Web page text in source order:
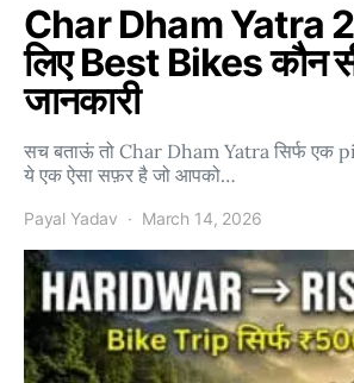
Char Dham Yatra
लिए Best Bikes कौन
जानकारी
सच बताऊं तो Char Dham Yatra सिर्फ एक
ये एक ऐसा सफ़र है जो आपको…
Payal Yadav March 14, 2026